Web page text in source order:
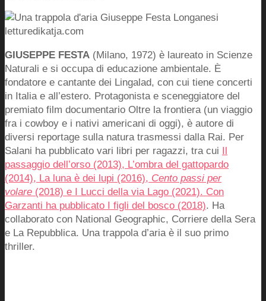
GIUSEPPE FESTA (Milano, 1972) è laureato in Scienze
Naturali e si occupa di educazione ambientale. È
fondatore e cantante dei Lingalad, con cui tiene concerti
in Italia e all’estero. Protagonista e sceneggiatore del
premiato film documentario Oltre la frontiera (un viaggio
fra i cowboy e i nativi americani di oggi), è autore di
diversi reportage sulla natura trasmessi dalla Rai. Per
Salani ha pubblicato vari libri per ragazzi, tra cui Il
passaggio dell’orso (2013), L’ombra del gattopardo
(2014), La luna è dei lupi (2016), Cento passi per
volare (2018) e I Lucci della via Lago (2021). Con
Garzanti ha pubblicato I figli del bosco (2018). Ha
collaborato con National Geographic, Corriere della Sera
e La Repubblica. Una trappola d’aria è il suo primo
thriller.